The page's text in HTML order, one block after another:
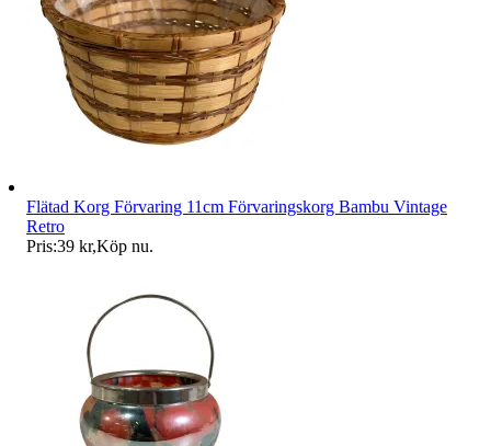
Flätad Korg Förvaring 11cm Förvaringskorg Bambu Vintage
Retro
Pris:39 kr,Köp nu.